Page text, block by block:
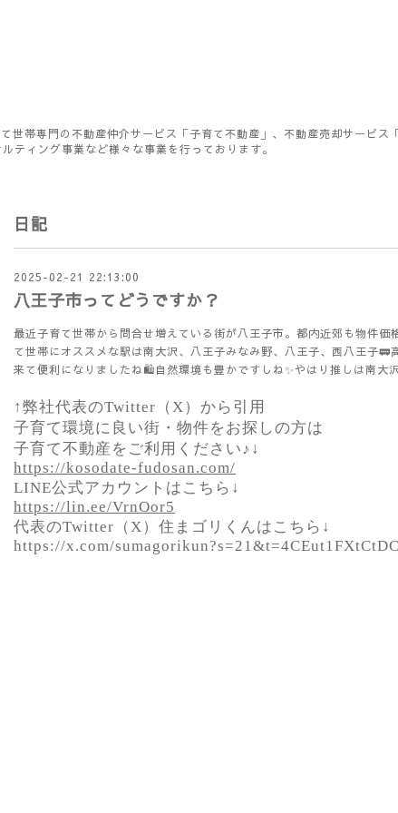
世帯専門の不動産仲介サービス「子育て不動産」、不動産売却サービス
ティング事業など様々な事業を行っております。
日記
2025-02-21 22:13:00
八王子市ってどうですか？
最近子育て世帯から問合せ増えている街が八王子市。都内近郊も物件価
て世帯にオススメな駅は南大沢、八王子みなみ野、八王子、西八王子🚃
来て便利になりましたね🛍️自然環境も豊かですしね✨やはり推しは南大
↑弊社代表のTwitter（X）から引用
子育て環境に良い街・物件をお探しの方は
子育て不動産をご利用ください♪↓
https://kosodate-fudosan.com/
LINE公式アカウントはこちら↓
https://lin.ee/VrnOor5
代表のTwitter（X）住まゴリくんはこちら↓
https://x.com/